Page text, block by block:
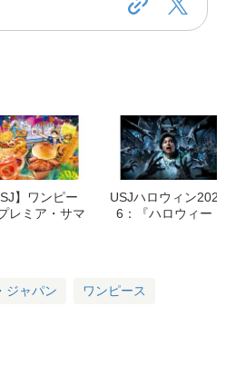
】ワンピー
レミア・サマ
USJハロウィン202
6：『ハロウィー
ジャパン
ワンピース